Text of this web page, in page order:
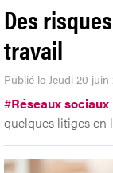
Des
travail
Publié le Jeudi 20 juin
#Réseaux sociaux
quelques litiges en